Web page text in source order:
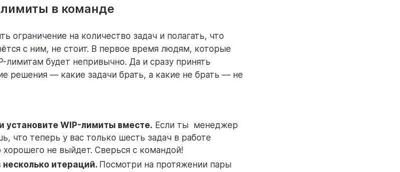
в команде
ограничение на количество задач и полагать, что
с ним, не стоит. В первое время людям, которые
лимитам будет непривычно. Да и сразу принять
решения — какие задачи брать, а какие не брать — не
установите WIP-лимиты вместе. Если ты менеджер
что теперь у вас только шесть задач в работе
не выйдет. Сверься с командой!
итераций. Посмотри на протяжении пары